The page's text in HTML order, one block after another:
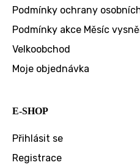
Podmínky ochrany
Podmínky akce Měsíc
Velkoobchod
Moje objednávka
E-SHOP
Přihlásit se
Registrace